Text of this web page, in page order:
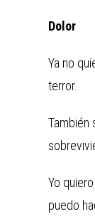
Dolor
Ya no
terror.
También
Yo
puedo